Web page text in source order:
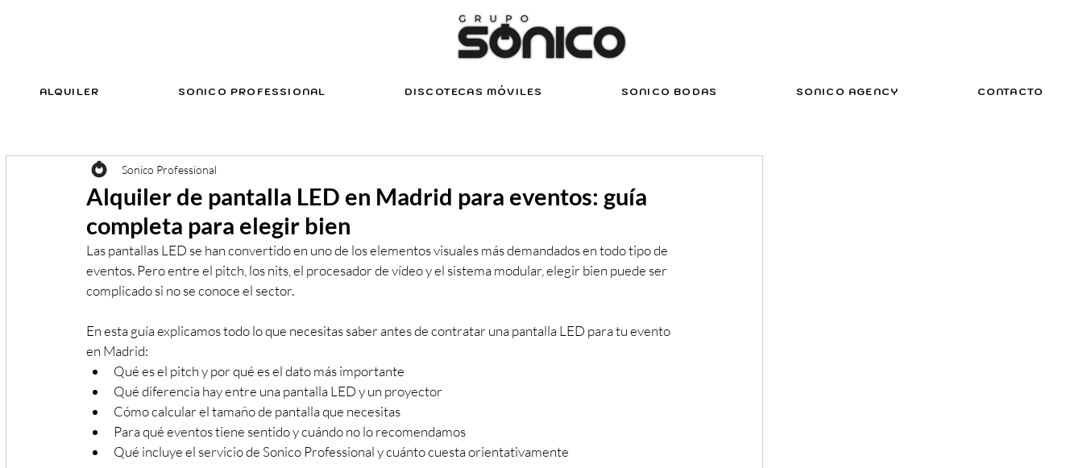
ALQUILER SONICO PROFESSIONAL DISCOTECAS MÓVILES SONICO BODAS SONICO AGENCY CONTACTO
Alquiler de pantalla LED en Madrid para eventos: guía
completa para elegir bien
Sonico Professional
Las pantallas LED se han convertido en uno de los elementos visuales más demandados en todo tipo de
eventos. Pero entre el pitch, los nits, el procesador de vídeo y el sistema modular, elegir bien puede ser
complicado si no se conoce el sector.
En esta guía explicamos todo lo que necesitas saber antes de contratar una pantalla LED para tu evento
en Madrid:
Qué es el pitch y por qué es el dato más importante
Qué diferencia hay entre una pantalla LED y un proyector
Cómo calcular el tamaño de pantalla que necesitas
Para qué eventos tiene sentido y cuándo no lo recomendamos
Qué incluye el servicio de Sonico Professional y cuánto cuesta orientativamente